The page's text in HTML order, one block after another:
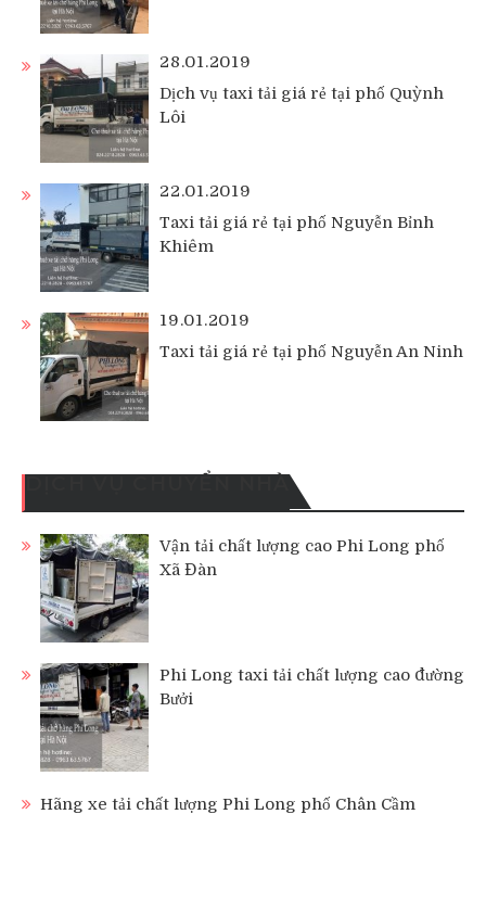
28.01.2019
Dịch vụ taxi tải giá rẻ tại phố Quỳnh
Lôi
22.01.2019
Taxi tải giá rẻ tại phố Nguyễn Bỉnh
Khiêm
19.01.2019
Taxi tải giá rẻ tại phố Nguyễn An Ninh
DỊCH VỤ CHUYỂN NHÀ
Vận tải chất lượng cao Phi Long phố
Xã Đàn
Phi Long taxi tải chất lượng cao đường
Bưởi
Hãng xe tải chất lượng Phi Long phố Chân Cầm